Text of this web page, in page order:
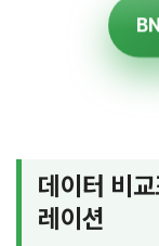
데이터 비
레이션